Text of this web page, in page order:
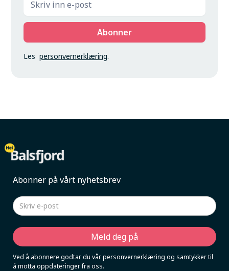
Lespersonvernerklæring.
Abonner på vårt nyhetsbrev
Ved å abonnere godtar du vår personvernerklæring og samtykker til
å motta oppdateringer fra oss.